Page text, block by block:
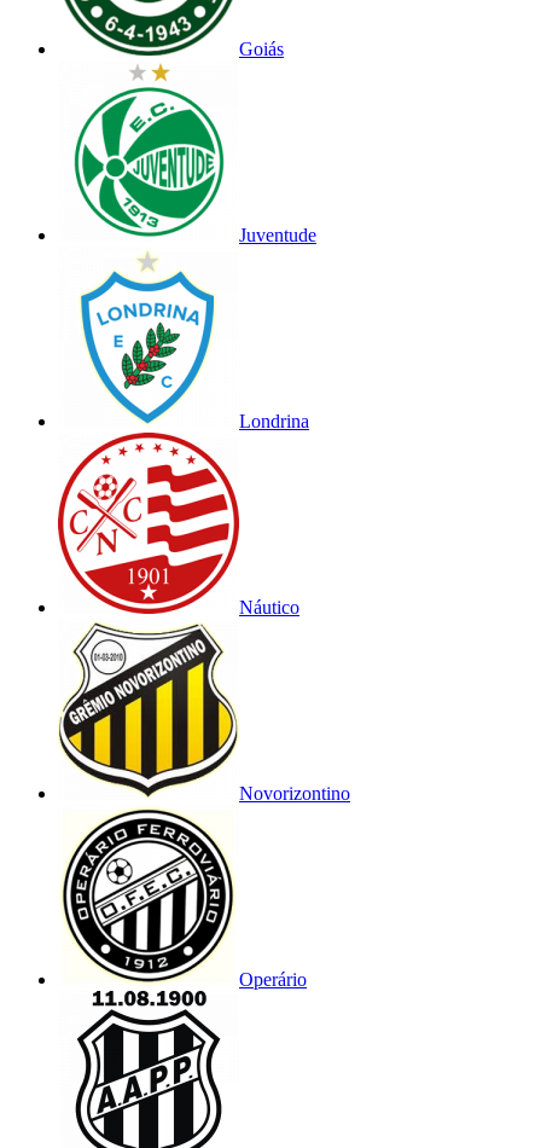
Goiás
Juventude
Londrina
Náutico
Novorizontino
Operário